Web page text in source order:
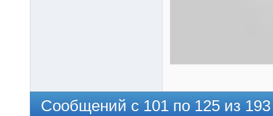
Сообщений с 101 по 125 из 193